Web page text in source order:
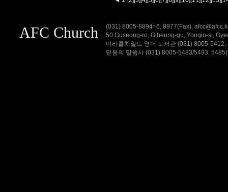
AFC Church
(031) 8005-8894~6, 8977(Fax),
50 Guseong-ro, Giheung-gu, Yongin-si,
미라클차일드 영어 도서관 (031) 8005-
믿음의 말씀사 (031) 8005-5483/5493,